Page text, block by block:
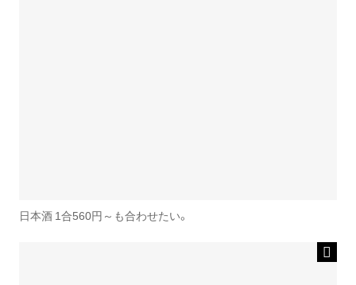
日本酒 1合560円～も合わせたい。